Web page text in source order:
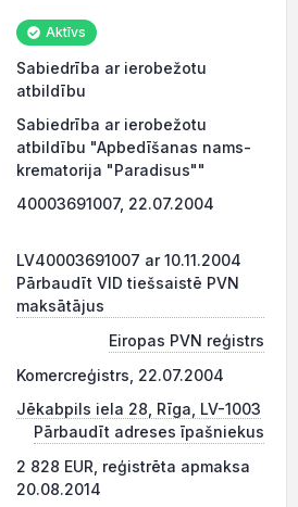
Aktīvs
Sabiedrība ar ierobežotu
atbildību
Sabiedrība ar ierobežotu
atbildību "Apbedīšanas nams-
krematorija "Paradisus""
40003691007, 22.07.2004
LV40003691007 ar 10.11.2004
Pārbaudīt VID tiešsaistē PVN
maksātājus
Eiropas PVN reģistrs
Komercreģistrs, 22.07.2004
Jēkabpils iela 28, Rīga, LV-1003
Pārbaudīt adreses īpašniekus
2 828 EUR, reģistrēta apmaksa
20.08.2014